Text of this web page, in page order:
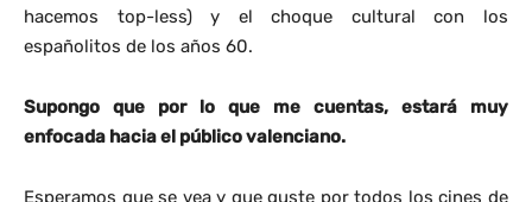
hacemos top-less) y el choque cultural con los
españolitos de los años 60.
Supongo que por lo que me cuentas, estará muy
enfocada hacia el público valenciano.
Esperamos que se vea y que guste por todos los cines de